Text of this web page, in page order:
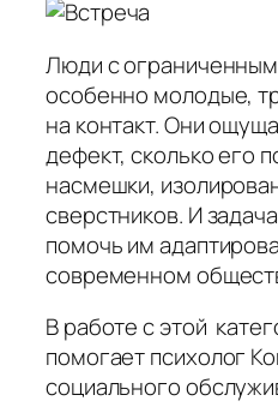
Люди с
особенно молодые,
на контакт. Они
дефект, сколько его
насмешки,
сверстников. И
помочь им
современном
В работе с этой
помогает психолог
социального